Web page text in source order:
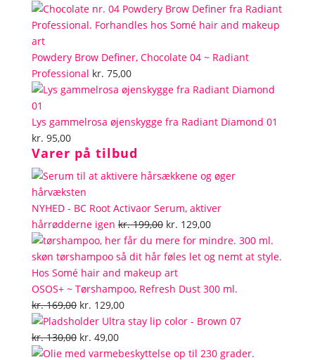
Powdery Brow Definer, Chocolate 04 ~ Radiant
Professional kr. 75,00
Lys gammelrosa øjenskygge fra Radiant Diamond 01
kr. 95,00
Varer på tilbud
NYHED - BC Root Activaor Serum, aktiver
hårrødderne igen kr.199,00 Den
oprindelige
pris
var:
kr. 199,00.
kr. 129,00Den
aktuelle
pris
kr. 129,00.
OSOS+ ~ Tørshampoo, Refresh Dust 300 ml.
kr.169,00 Den
oprindelige
pris
var:
kr. 129,00Den
aktuelle
er:
Ultra stay lip color - Brown 07
kr.130,00 Den
oprindelige
kr. 49,00Den
aktuelle